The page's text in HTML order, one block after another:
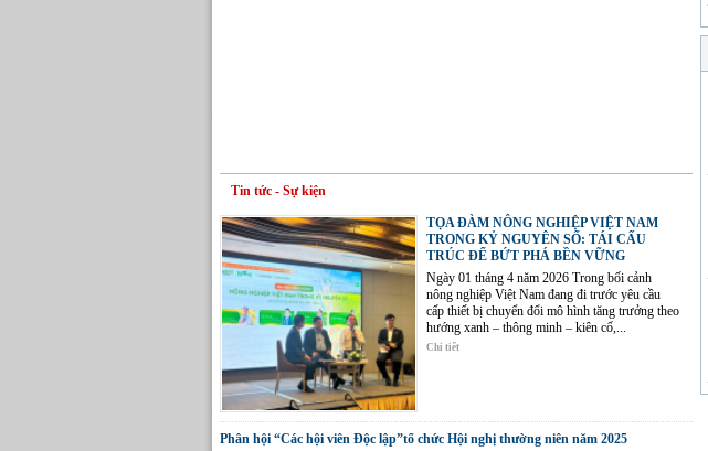
Tin tức - Sự kiện
TỌA ĐÀM NÔNG NGHIỆP VIỆT NAM
TRONG KỶ NGUYÊN SỐ: TÁI CẤU
TRÚC ĐỂ BỨT PHÁ BỀN VỮNG
Ngày 01 tháng 4 năm 2026 Trong bối cảnh
nông nghiệp Việt Nam đang đi trước yêu cầu
cấp thiết bị chuyển đổi mô hình tăng trưởng theo
hướng xanh – thông minh – kiên cố,...
Chi tiết
Phân hội “Các hội viên Độc lập”tổ chức Hội nghị thường niên năm 2025